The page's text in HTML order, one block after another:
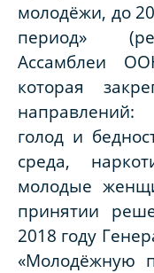
молодёжи, до
период»
Ассамблеи
которая
направлений:
голод и
среда,
молодые
принятии
2018 году
«Молодёжную